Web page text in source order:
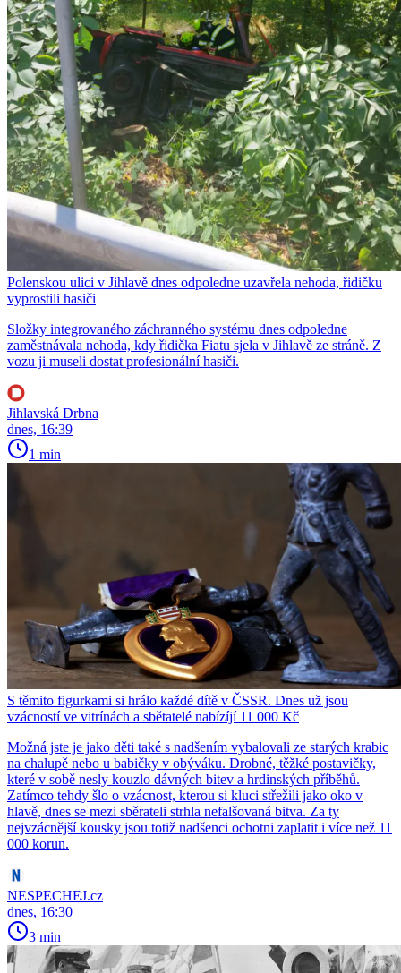
Polenskou ulici v Jihlavě dnes odpoledne uzavřela nehoda, řidičku
vyprostili hasiči
Složky integrovaného záchranného systému dnes odpoledne
zaměstnávala nehoda, kdy řidička Fiatu sjela v Jihlavě ze stráně. Z
vozu ji museli dostat profesionální hasiči.
Jihlavská Drbna
dnes, 16:39
1 min
S těmito figurkami si hrálo každé dítě v ČSSR. Dnes už jsou
vzácností ve vitrínách a sbětatelé nabízíjí 11 000 Kč
Možná jste je jako děti také s nadšením vybalovali ze starých krabic
na chalupě nebo u babičky v obýváku. Drobné, těžké postavičky,
které v sobě nesly kouzlo dávných bitev a hrdinských příběhů.
Zatímco tehdy šlo o vzácnost, kterou si kluci střežili jako oko v
hlavě, dnes se mezi sběrateli strhla nefalšovaná bitva. Za ty
nejvzácnější kousky jsou totiž nadšenci ochotni zaplatit i více než 11
000 korun.
NESPECHEJ.cz
dnes, 16:30
3 min